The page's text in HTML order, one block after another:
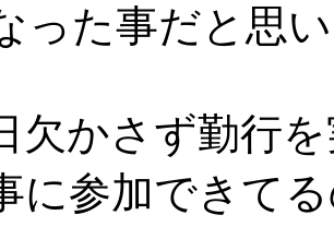
った事だと思
欠かさず勤行
に参加できて